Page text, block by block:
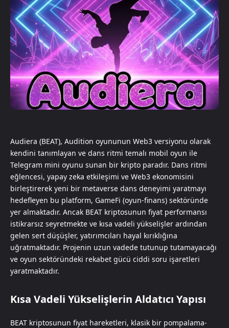
Audiera (BEAT), Audition oyununun Web3 versiyonu olarak
kendini tanımlayan ve dans ritmi temalı mobil oyun ile
Telegram mini oyunu sunan bir kripto paradır. Dans ritmi
eğlencesi, yapay zeka etkileşimi ve Web3 ekonomisini
birleştirerek yeni bir metaverse dans deneyimi yaratmayı
hedefleyen bu platform, GameFi (oyun-finans) sektöründe
yer almaktadır. Ancak BEAT kriptosunun fiyat performansı
istikrarsız seyretmekte ve kısa vadeli yükselişler ardından
gelen sert düşüşler, yatırımcıları hayal kırıklığına
uğratmaktadır. Projenin uzun vadede tutunup tutamayacağı
ve oyun sektöründeki rekabet gücü ciddi soru işaretleri
yaratmaktadır.
Kısa Vadeli Yükselişlerin Aldatıcı Yapısı
BEAT kriptosunun fiyat hareketleri, klasik bir pompalama-